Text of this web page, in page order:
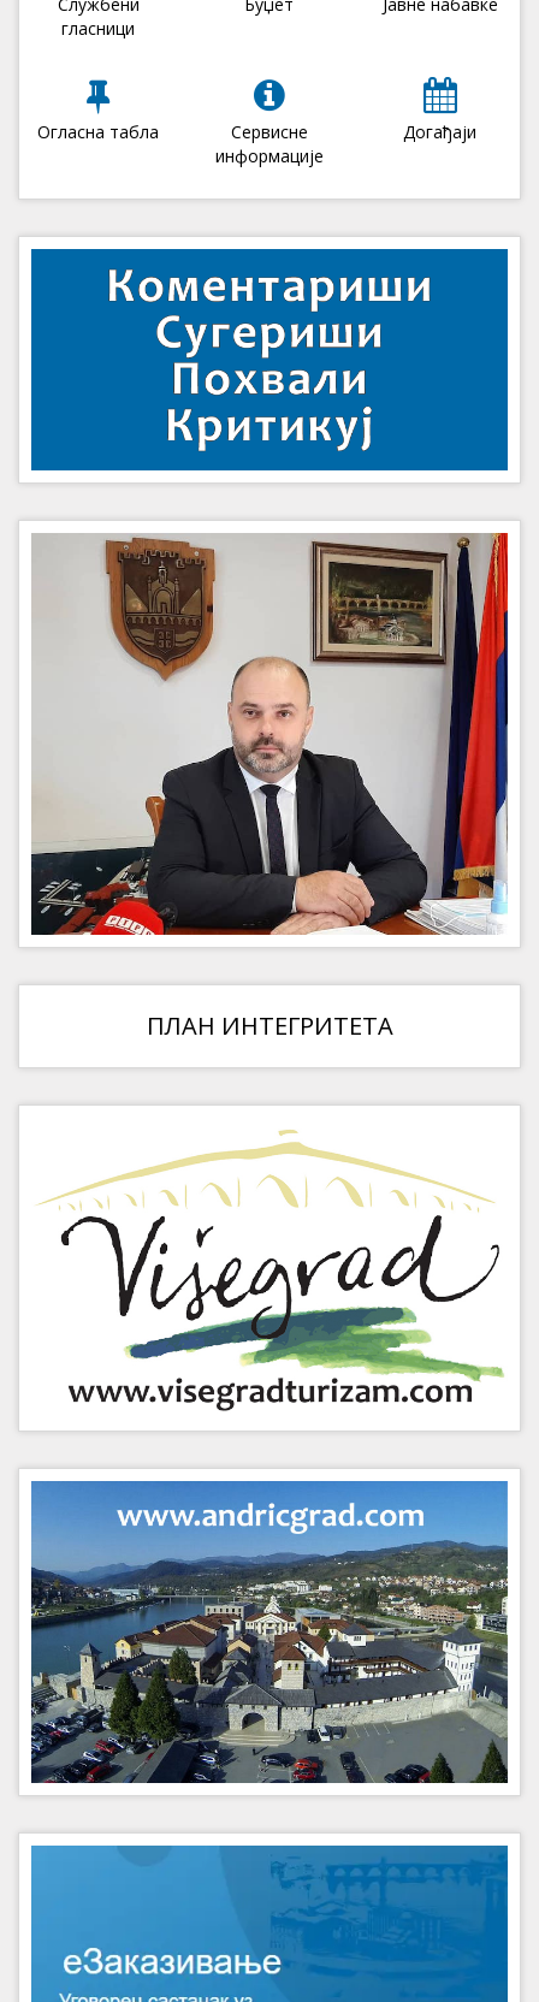
гласници
Огласна табла
Сервисне
информације
Догађаји
ПЛАН ИНТЕГРИТЕТА